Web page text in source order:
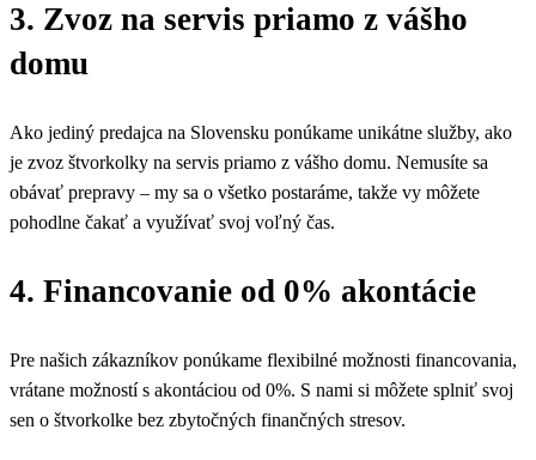
3. Zvoz na servis priamo z vášho
domu
Ako jediný predajca na Slovensku ponúkame unikátne služby, ako
je zvoz štvorkolky na servis priamo z vášho domu. Nemusíte sa
obávať prepravy – my sa o všetko postaráme, takže vy môžete
pohodlne čakať a využívať svoj voľný čas.
4. Financovanie od 0% akontácie
Pre našich zákazníkov ponúkame flexibilné možnosti financovania,
vrátane možností s akontáciou od 0%. S nami si môžete splniť svoj
sen o štvorkolke bez zbytočných finančných stresov.